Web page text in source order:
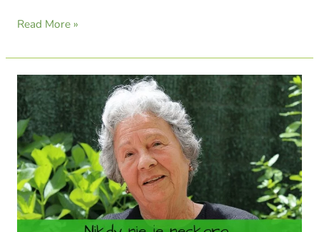
Read More »
Nikdy
nie
je
neskoro
začať
sa
stravovať
inak